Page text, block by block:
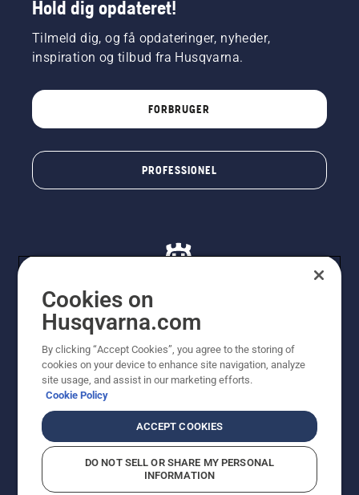
Hold dig opdateret!
Tilmeld dig, og få opdateringer, nyheder,
inspiration og tilbud fra Husqvarna.
FORBRUGER
PROFESSIONEL
viste priser er vejledende udsalgspriser. Der tages
forbehold for stave- og trykfejl samt prisændringer. Vi
stræber efter at have så nøjagtige oplysningerne på
dette websted som muligt. Alle anførte priser er
vejledende udsalgspriser (inkl. moms), medmindre
CookiepolitikAnvendelsesvilkår
Bekendtgørelse vedr. beskyttelse af personlige oplysninger
Rapporter formodede overtrædelser
Cookies on
Husqvarna.com
By clicking “Accept Cookies”, you agree to the storing of
cookies on your device to enhance site navigation, analyze
site usage, and assist in our marketing efforts.
Cookie Policy
ACCEPT COOKIES
DO NOT SELL OR SHARE MY PERSONAL
INFORMATION